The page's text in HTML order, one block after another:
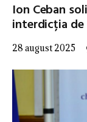
Ion Ceban
interdicția de
28 august 2025